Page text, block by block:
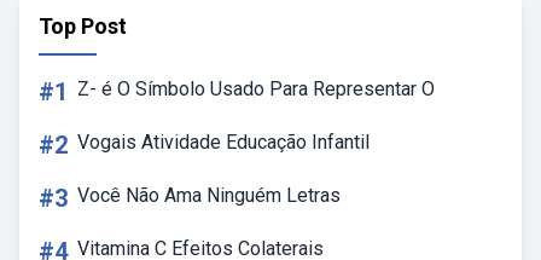
Top Post
#1 Z- é O Símbolo Usado Para Representar O
#2 Vogais Atividade Educação Infantil
#3 Você Não Ama Ninguém Letras
#4 Vitamina C Efeitos Colaterais